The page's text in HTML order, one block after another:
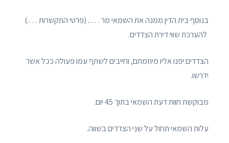
בנוסף בית הדין ממנה את השמאי מר ….. (פרטי התקשרות ….)
להערכת שווי דירת הצדדים.
הצדדים יפנו אליו מיוזמתם, וחייבים לשתף עמו פעולה ככל אשר
ידרשו.
מבוקשת חוות דעת השמאי בתוך 45 יום.
עלות השמאי תחול על שני הצדדים בשווה.